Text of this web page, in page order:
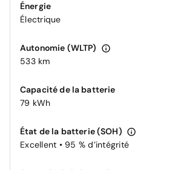
Énergie
Électrique
Autonomie (WLTP)
533 km
Capacité de la batterie
79 kWh
État de la batterie (SOH)
Excellent • 95 % d’intégrité